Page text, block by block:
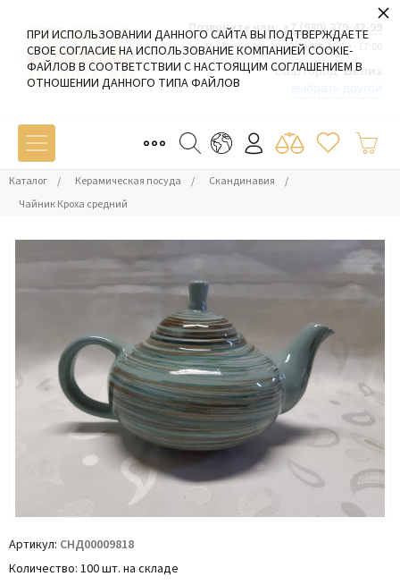
Позвоните нам: +7 (980) 379-42-99
Пн-Пт: 09:00 - 19:00 Сб-Вс: 10:00 - 17:00
Ваш город:Белиз
Каталог / Керамическая посуда / Скандинавия
/
Чайник Кроха средний
Артикул СНД00009818
Количество 100 шт. на складе
ПРИ ИСПОЛЬЗОВАНИИ ДАННОГО САЙТА ВЫ ПОДТВЕРЖДАЕТЕ
СВОЕ СОГЛАСИЕ НА ИСПОЛЬЗОВАНИЕ КОМПАНИЕЙ COOKIE-
ФАЙЛОВ В СООТВЕТСТВИИ С НАСТОЯЩИМ СОГЛАШЕНИЕМ В
ОТНОШЕНИИ ДАННОГО ТИПА ФАЙЛОВ
×